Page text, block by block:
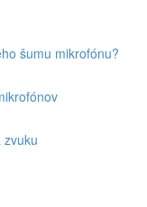
šumu mikrofónu?